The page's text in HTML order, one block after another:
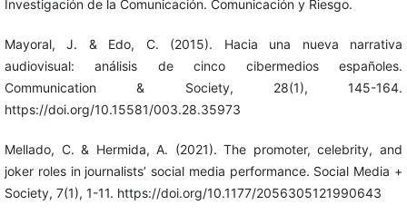
Investigación de la Comunicación. Comunicación y Riesgo.
Mayoral, J. & Edo, C. (2015). Hacia una nueva narrativa
audiovisual: análisis de cinco cibermedios españoles.
Communication & Society, 28(1), 145-164.
https://doi.org/10.15581/003.28.35973
Mellado, C. & Hermida, A. (2021). The promoter, celebrity, and
joker roles in journalists’ social media performance. Social Media +
Society, 7(1), 1-11. https://doi.org/10.1177/2056305121990643